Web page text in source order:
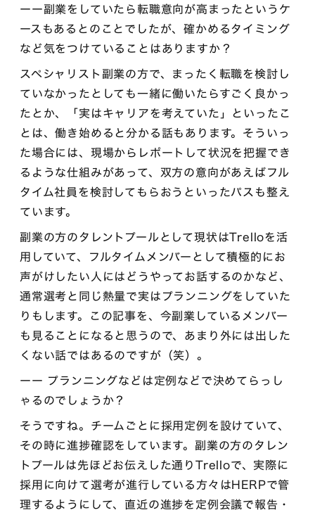
ーー副業をしていたら転職意向が高まったというケ
ースもあるとのことでしたが、確かめるタイミング
など気をつけていることはありますか？
スペシャリスト副業の方で、まったく転職を検討し
ていなかったとしても一緒に働いたらすごく良かっ
たとか、「実はキャリアを考えていた」といったこ
とは、働き始めると分かる話もあります。そういっ
た場合には、現場からレポートして状況を把握でき
るような仕組みがあって、双方の意向があえばフル
タイム社員を検討してもらおうといったパスも整え
ています。
副業の方のタレントプールとして現状はTrelloを活
用していて、フルタイムメンバーとして積極的にお
声がけしたい人にはどうやってお話するのかなど、
通常選考と同じ熱量で実はプランニングをしていた
りもします。この記事を、今副業しているメンバー
も見ることになると思うので、あまり外には出した
くない話ではあるのですが（笑）。
ーー プランニングなどは定例などで決めてらっし
ゃるのでしょうか？
そうですね。チームごとに採用定例を設けていて、
その時に進捗確認をしています。副業の方のタレン
トプールは先ほどお伝えした通りTrelloで、実際に
採用に向けて選考が進行している方々はHERPで管
理するようにして、直近の進捗を定例会議で報告・